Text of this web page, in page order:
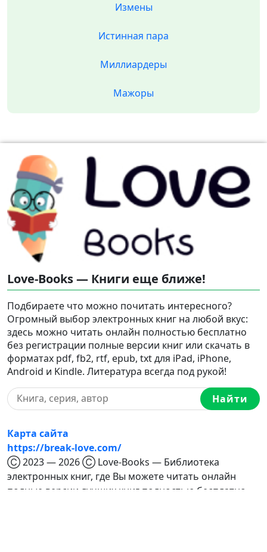
Измены
Истинная пара
Миллиардеры
Мажоры
Love-Books — Книги еще ближе!
Подбираете что можно почитать интересного?
Огромный выбор электронных книг на любой вкус:
здесь можно читать онлайн полностью бесплатно
без регистрации полные версии книг или скачать в
форматах pdf, fb2, rtf, epub, txt для iPad, iPhone,
Android и Kindle. Литература всегда под рукой!
Найти
Карта сайта
https://break-love.com/
Ⓒ 2023 — 2026 Ⓒ Love-Books — Библиотека
электронных книг, где Вы можете читать онлайн
полные версии лучших книг полностью бесплатно